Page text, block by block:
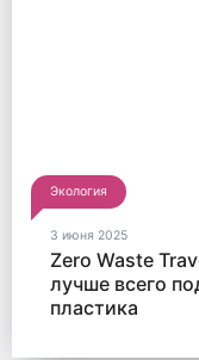
Экология
3 июня 2025
Zero Waste
лучше всего
пластика